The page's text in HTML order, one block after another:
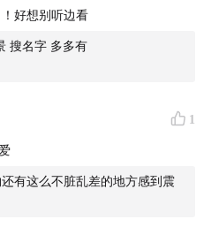
好想别听边看
搜名字 多多有
1
有这么不脏乱差的地方感到震